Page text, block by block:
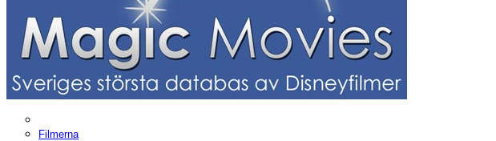
Filmerna